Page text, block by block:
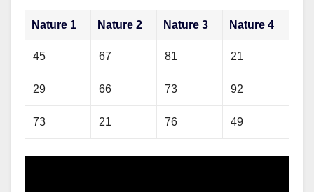
Nature 1 Nature 2 Nature 3 Nature 4
45 67 81 21
29 66 73 92
73 21 76 49